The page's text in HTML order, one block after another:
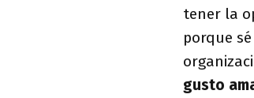
tener la
porque
gusto